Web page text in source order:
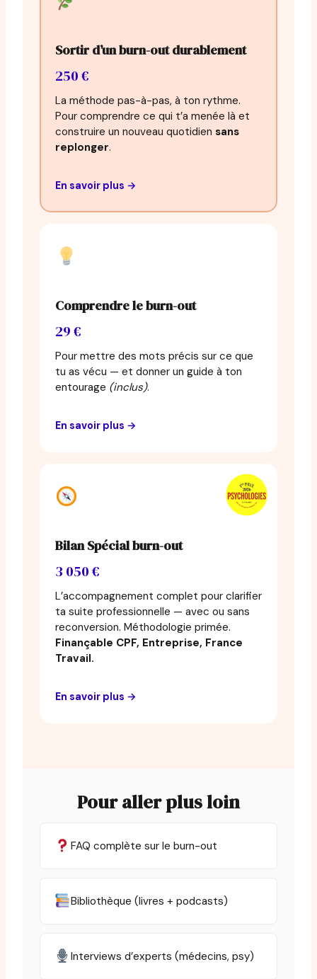
Sortir d’un burn-out durablement
250 €
La méthode pas-à-pas, à ton rythme.
Pour comprendre ce qui t’a menée là et
construire un nouveau quotidien sans
replonger.
En savoir plus →
Comprendre le burn-out
29 €
Pour mettre des mots précis sur ce que
tu as vécu — et donner un guide à ton
entourage (inclus).
En savoir plus →
Bilan Spécial burn-out
3 050 €
L’accompagnement complet pour clarifier
ta suite professionnelle — avec ou sans
reconversion. Méthodologie primée.
Finançable CPF, Entreprise, France
Travail.
En savoir plus →
Pour aller plus loin
FAQ complète sur le burn-out
Bibliothèque (livres + podcasts)
Interviews d’experts (médecins, psy)